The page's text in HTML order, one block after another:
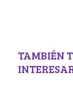
TAMBIÉN